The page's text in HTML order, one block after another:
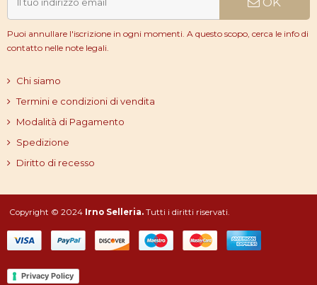
Puoi annullare l'iscrizione in ogni momenti. A questo scopo, cerca le info di
contatto nelle note legali.
Chi siamo
Termini e condizioni di vendita
Modalità di Pagamento
Spedizione
Diritto di recesso
Copyright © 2024 Irno Selleria. Tutti i diritti riservati.
Privacy Policy